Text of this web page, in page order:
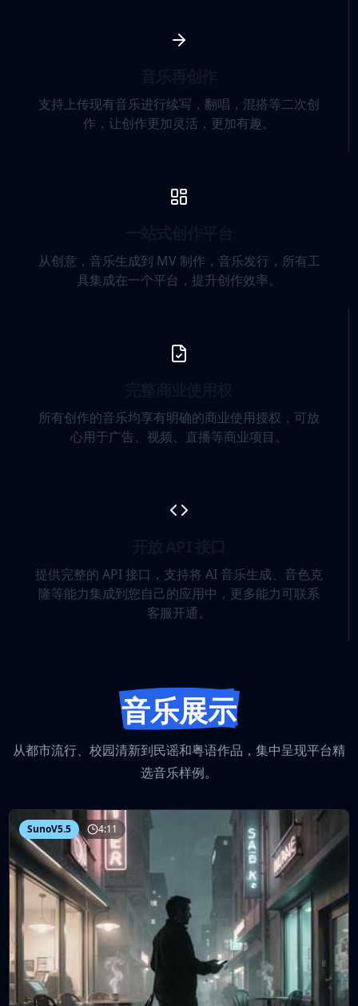
支持上传现有音乐进行续写，翻唱，混搭等二次创
作，让创作更加灵活，更加有趣。
从创意，音乐生成到 MV 制作，音乐发行，所有工
具集成在一个平台，提升创作效率。
所有创作的音乐均享有明确的商业使用授权，可放
心用于广告、视频、直播等商业项目。
提供完整的 API 接口，支持将 AI 音乐生成、音色克
隆等能力集成到您自己的应用中，更多能力可联系
客服开通。
音乐展示
从都市流行、校园清新到民谣和粤语作品，集中呈现平台精
选音乐样例。
SunoV5.5 4:11